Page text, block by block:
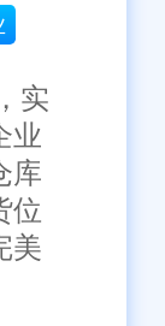
实
业
库
位
美